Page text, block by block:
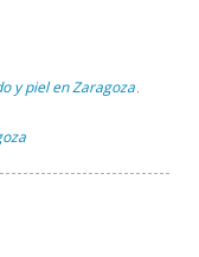
y piel en Zaragoza ,